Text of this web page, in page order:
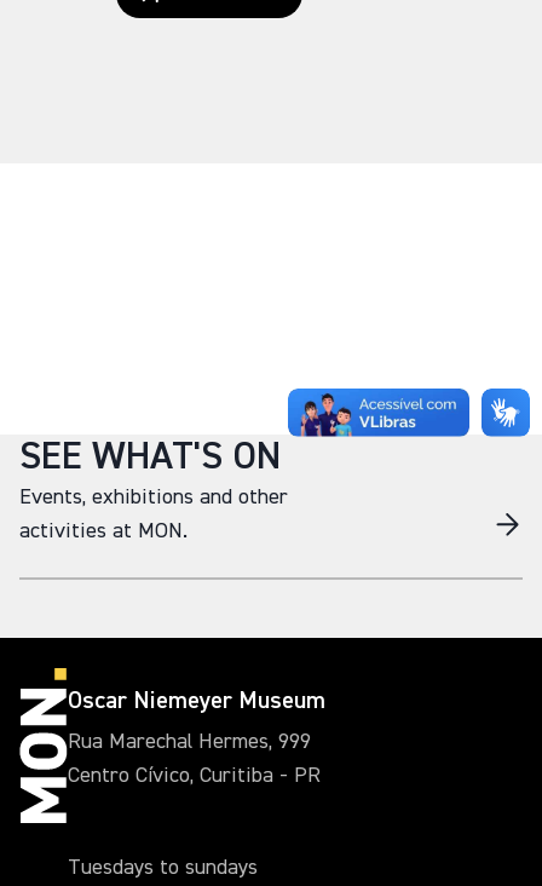
SEE WHAT'S ON
Events, exhibitions and other
activities at MON.
Oscar Niemeyer Museum
Rua Marechal Hermes, 999
Centro Cívico, Curitiba - PR
Tuesdays to sundays